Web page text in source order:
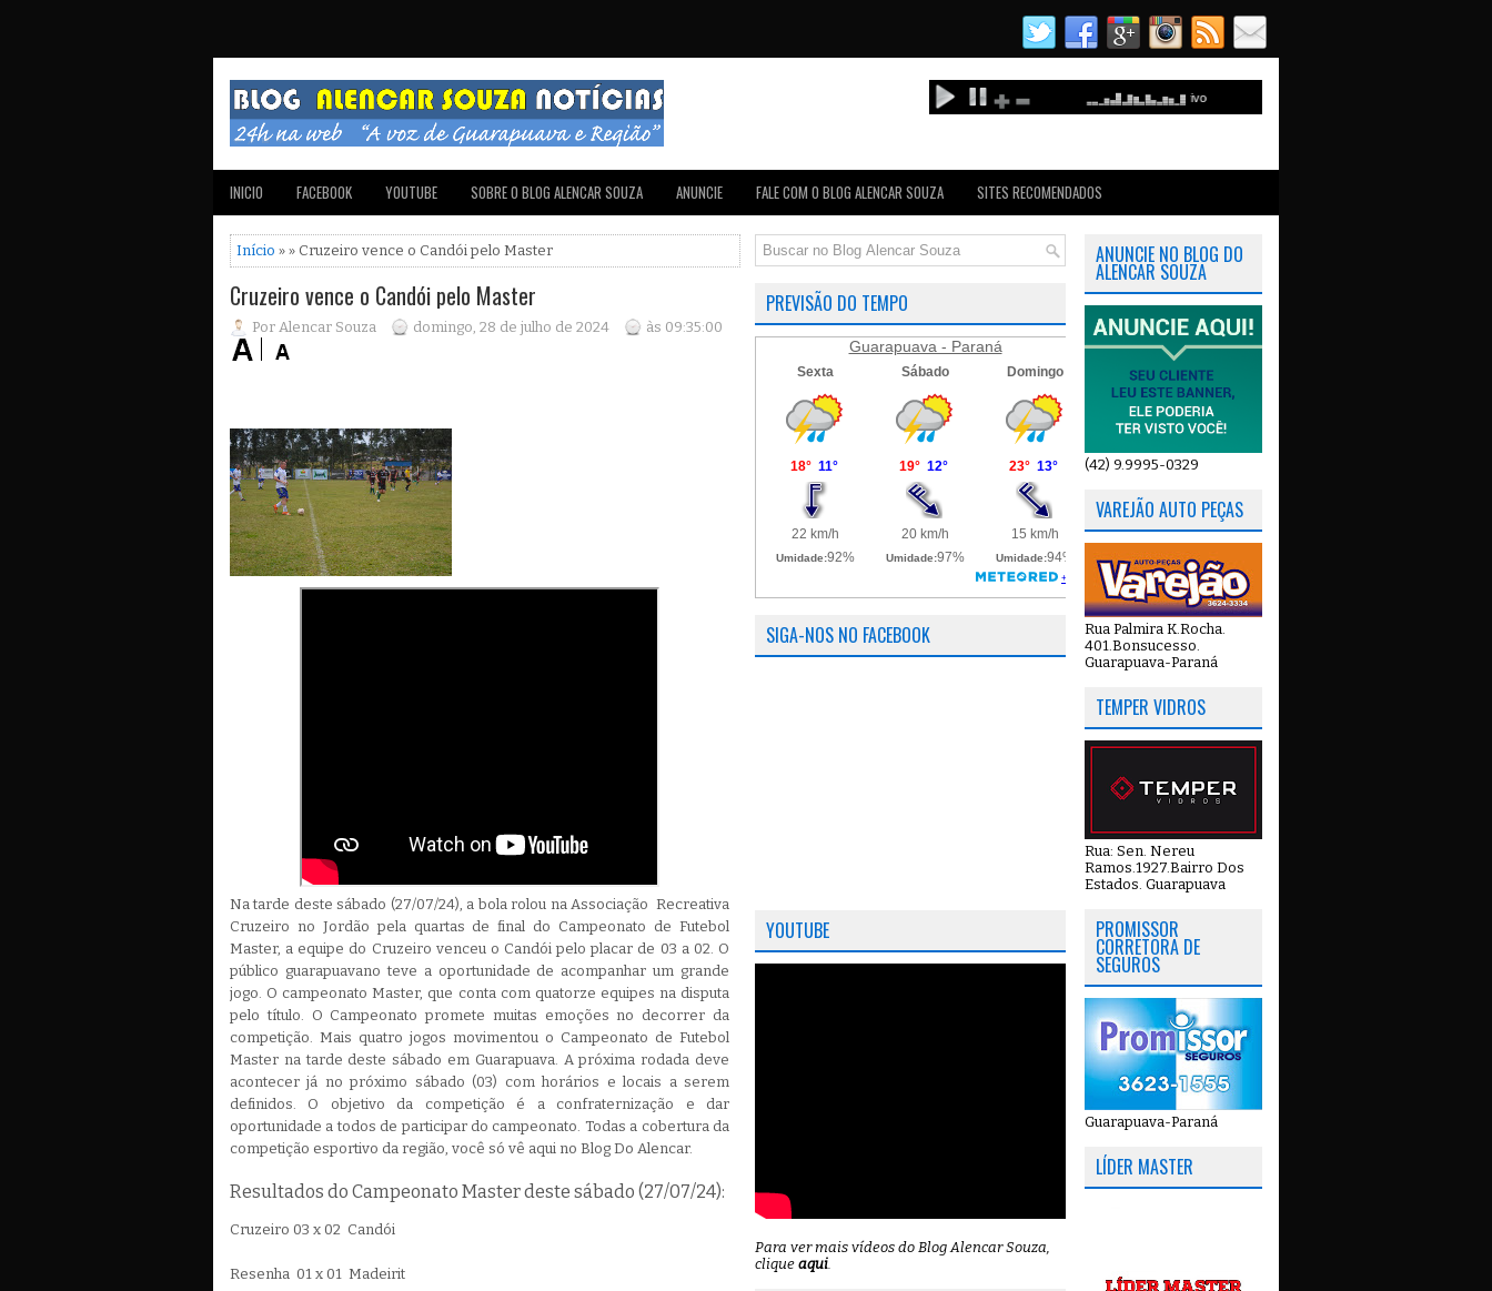
INICIO FACEBOOK YOUTUBE SOBRE O BLOG ALENCAR SOUZA ANUNCIE FALE COM O BLOG ALENCAR SOUZA SITES RECOMENDADOS
Início » » Cruzeiro vence o Candói pelo Master
Cruzeiro vence o Candói pelo Master
Por Alencar Souza domingo, 28 de julho de 2024 às 09:35:00
Na tarde deste sábado (27/07/24), a bola rolou na Associação Recreativa
Cruzeiro no Jordão pela quartas de final do Campeonato de Futebol
Master, a equipe do Cruzeiro venceu o Candói pelo placar de 03 a 02. O
público guarapuavano teve a oportunidade de acompanhar um grande
jogo. O campeonato Master, que conta com quatorze equipes na disputa
pelo título. O Campeonato promete muitas emoções no decorrer da
competição. Mais quatro jogos movimentou o Campeonato de Futebol
Master na tarde deste sábado em Guarapuava. A próxima rodada deve
acontecer já no próximo sábado (03) com horários e locais a serem
definidos. O objetivo da competição é a confraternização e dar
oportunidade a todos de participar do campeonato. Todas a cobertura da
competição esportivo da região, você só vê aqui no Blog Do Alencar.
Resultados do Campeonato Master deste sábado (27/07/24):
Cruzeiro 03 x 02 Candói
Resenha 01 x 01 Madeirit
PREVISÃO DO TEMPO
Guarapuava - Paraná
SIGA-NOS NO FACEBOOK
YOUTUBE
Para ver mais vídeos do Blog Alencar Souza,
clique aqui.
ANUNCIE NO BLOG DO
ALENCAR SOUZA
(42) 9.9995-0329
VAREJÃO AUTO PEÇAS
Rua Palmira K.Rocha.
401.Bonsucesso.
Guarapuava-Paraná
TEMPER VIDROS
Rua: Sen. Nereu
Ramos.1927.Bairro Dos
Estados. Guarapuava
PROMISSOR
CORRETORA DE
SEGUROS
Guarapuava-Paraná
LÍDER MASTER